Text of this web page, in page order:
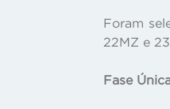
Foram
22MZ e
Fase